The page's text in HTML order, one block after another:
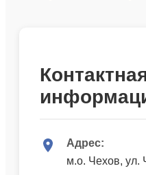
Адрес:
м.о. Чехов, ул.